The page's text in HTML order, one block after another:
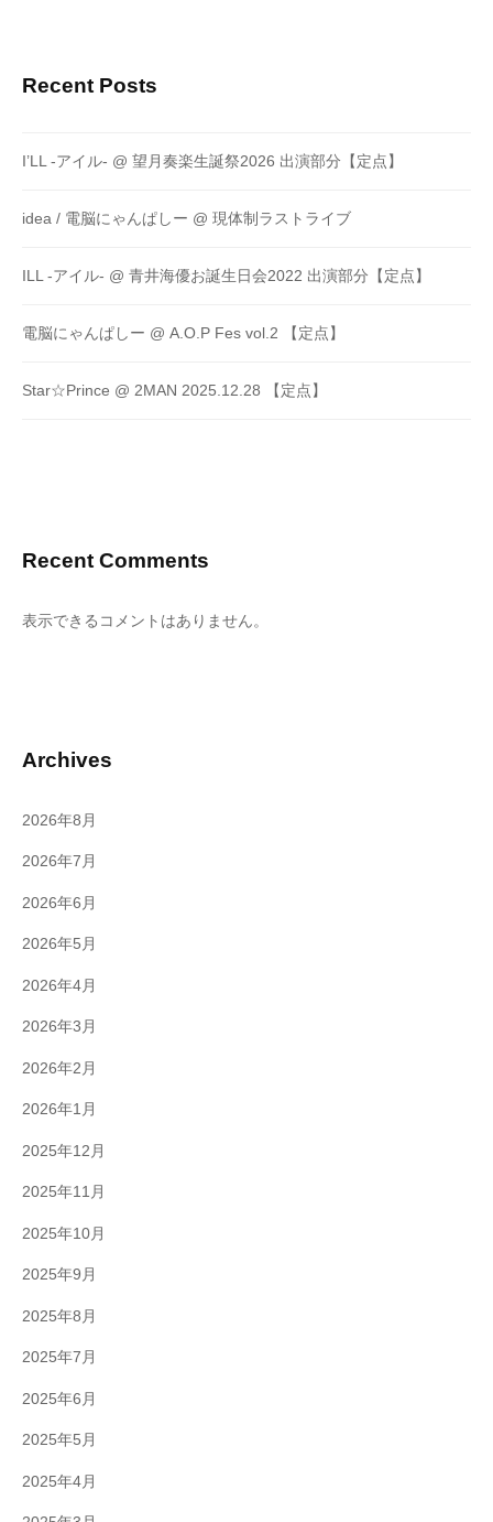
Recent Posts
I’LL -アイル- @ 望月奏楽生誕祭2026 出演部分【定点】
idea / 電脳にゃんぱしー @ 現体制ラストライブ
ILL -アイル- @ 青井海優お誕生日会2022 出演部分【定点】
電脳にゃんぱしー @ A.O.P Fes vol.2 【定点】
Star☆Prince @ 2MAN 2025.12.28 【定点】
Recent Comments
表示できるコメントはありません。
Archives
2026年8月
2026年7月
2026年6月
2026年5月
2026年4月
2026年3月
2026年2月
2026年1月
2025年12月
2025年11月
2025年10月
2025年9月
2025年8月
2025年7月
2025年6月
2025年5月
2025年4月